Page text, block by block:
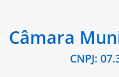
Câmara
CNPJ: